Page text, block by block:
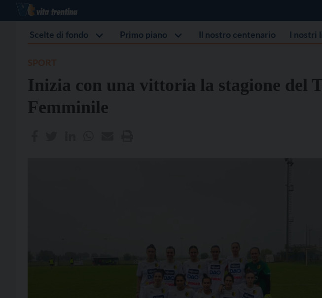
Scelte di fondo Primo piano Il nostro centenario I nostri
Inizia con una vittoria la stagione del
Femminile